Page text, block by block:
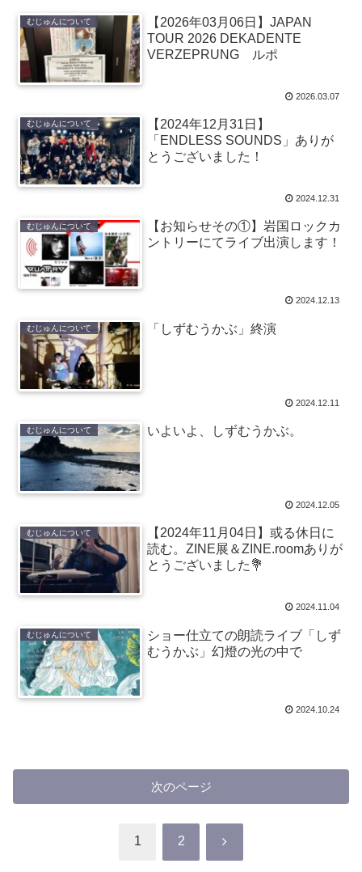
むじゅんについて
【2026年03月06日】JAPAN
TOUR 2026 DEKADENTE
VERZEPRUNG ルポ
2026.03.07
むじゅんについて
【2024年12月31日】
「ENDLESS SOUNDS」ありが
とうございました！
2024.12.31
むじゅんについて
【お知らせその①】岩国ロックカ
ントリーにてライブ出演します！
2024.12.13
むじゅんについて 「しずむうかぶ」終演
2024.12.11
むじゅんについて いよいよ、しずむうかぶ。
2024.12.05
むじゅんについて
【2024年11月04日】或る休日に
読む。ZINE展＆ZINE.roomありが
とうございました💐
2024.11.04
むじゅんについて
ショー仕立ての朗読ライブ「しず
むうかぶ」幻燈の光の中で
2024.10.24
次のページ
1 2 次